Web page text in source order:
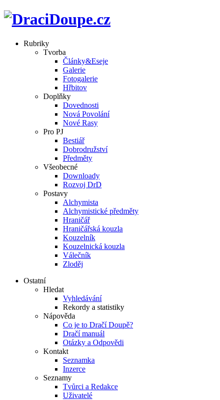
Rubriky
Tvorba
Články&Eseje
Galerie
Fotogalerie
Hřbitov
Doplňky
Dovednosti
Nová Povolání
Nové Rasy
Pro PJ
Bestiář
Dobrodružství
Předměty
Všeobecné
Downloady
Rozvoj DrD
Postavy
Alchymista
Alchymistické předměty
Hraničář
Hraničářská kouzla
Kouzelník
Kouzelnická kouzla
Válečník
Zloděj
Ostatní
Hledat
Vyhledávání
Rekordy a statistiky
Nápověda
Co je to Dračí Doupě?
Dračí manuál
Otázky a Odpovědi
Kontakt
Seznamka
Inzerce
Seznamy
Tvůrci a Redakce
Uživatelé